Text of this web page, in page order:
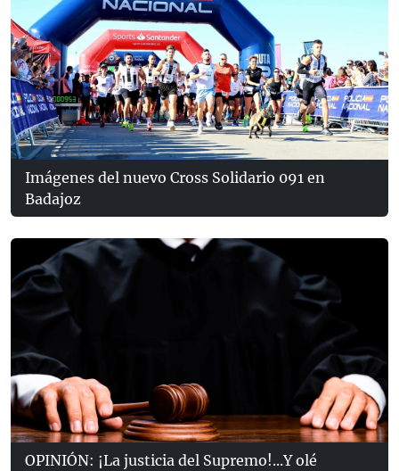
Imágenes del nuevo Cross Solidario 091 en
Badajoz
OPINIÓN: ¡La justicia del Supremo!...Y olé